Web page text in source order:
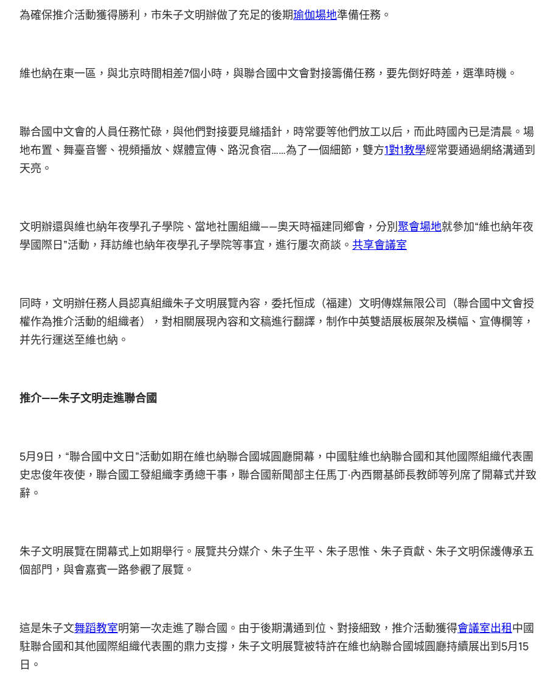
為確保推介活動獲得勝利，市朱子文明辦做了充足的後期瑜伽場地準備任務。
維也納在東一區，與北京時間相差7個小時，與聯合國中文會對接籌備任務，要先倒好時差，選準時機。
聯合國中文會的人員任務忙碌，與他們對接要見縫插針，時常要等他們放工以后，而此時國內已是清晨。場
地布置、舞臺音響、視頻播放、媒體宣傳、路況食宿……為了一個細節，雙方1對1教學經常要通過網絡溝通到
天亮。
文明辦還與維也納年夜學孔子學院、當地社團組織——奧天時福建同鄉會，分別聚會場地就參加“維也納年夜
學國際日”活動，拜訪維也納年夜學孔子學院等事宜，進行屢次商談。 共享會議室
同時，文明辦任務人員認真組織朱子文明展覽內容，委托恒成（福建）文明傳媒無限公司（聯合國中文會授
權作為推介活動的組織者），對相關展現內容和文稿進行翻譯，制作中英雙語展板展架及橫幅、宣傳欄等，
并先行運送至維也納。
推介——朱子文明走進聯合國
5月9日，“聯合國中文日”活動如期在維也納聯合國城圓廳開幕，中國駐維也納聯合國和其他國際組織代表團
史忠俊年夜使，聯合國工發組織李勇總干事，聯合國新聞部主任馬丁·內西爾基師長教師等列席了開幕式并致
辭。
朱子文明展覽在開幕式上如期舉行。展覽共分媒介、朱子生平、朱子思惟、朱子貢獻、朱子文明保護傳承五
個部門，與會嘉賓一路參觀了展覽。
這是朱子文舞蹈教室明第一次走進了聯合國。由于後期溝通到位、對接細致，推介活動獲得會議室出租中國
駐聯合國和其他國際組織代表團的鼎力支撐，朱子文明展覽被特許在維也納聯合國城圓廳持續展出到5月15
日。